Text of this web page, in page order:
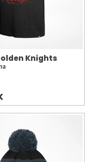
Knights